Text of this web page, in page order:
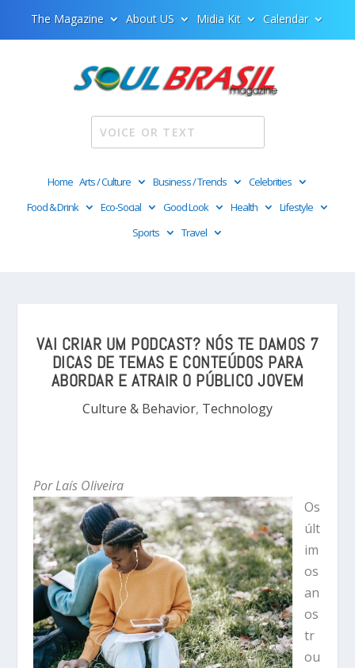
The Magazine About US Midia Kit Calendar
Home Arts / Culture Business / Trends
Celebrities
Food & Drink
Eco-Social Good Look Health
Lifestyle
Sports
Travel
VAI CRIAR UM PODCAST? NÓS TE DAMOS 7
DICAS DE TEMAS E CONTEÚDOS PARA
ABORDAR E ATRAIR O PÚBLICO JOVEM
Culture & Behavior, Technology
Por Laís Oliveira
Os
últ
im
os
an
os
tr
ou